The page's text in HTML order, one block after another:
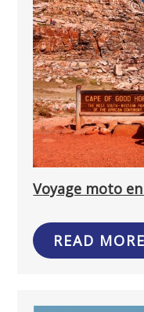
Voyage moto
READ MORE